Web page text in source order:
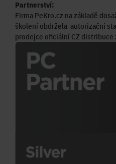
Partnerství:
Firma PeKro.cz na základě
školení obdržela autorizační
prodejce oficiální CZ distribuce